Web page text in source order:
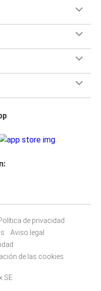
de privacidad
Aviso legal
de las cookies
SE